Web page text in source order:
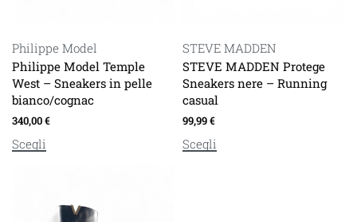
Philippe Model
Philippe Model Temple
West – Sneakers in pelle
bianco/cognac
340,00€
Scegli
STEVE MADDEN
STEVE MADDEN Protege
Sneakers nere – Running
casual
99,99€
Scegli